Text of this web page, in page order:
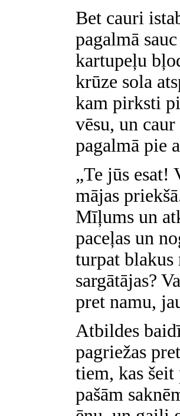
Bet cauri
pagalmā
kartupeļu
krūze sola
kam pirksti
vēsu, un
pagalmā pie
„Te jūs
mājas
Mīļums un
paceļas un
turpat blakus
sargātājas?
pret namu,
Atbildes
pagriežas
tiem, kas
pašām